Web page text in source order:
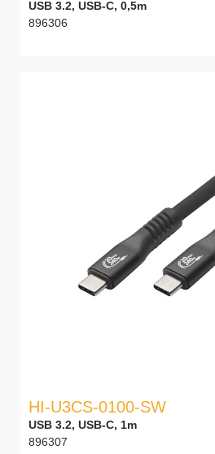
USB 3.2, USB-C, 0,5m
896306
HI-U3CS-0100-SW
USB 3.2, USB-C, 1m
896307